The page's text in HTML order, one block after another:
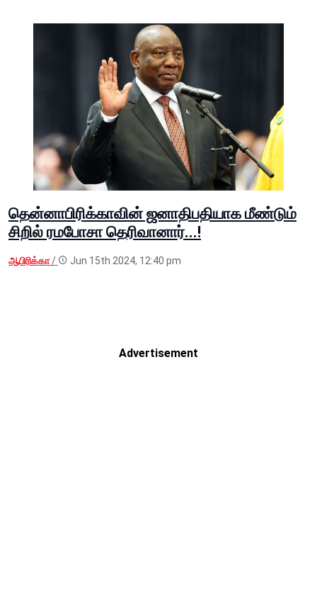
தென்னாபிரிக்காவின் ஜனாதிபதியாக மீண்டும்
சிறில் ரமபோசா தெரிவானார்...!
ஆபிரிக்கா/ Jun 15th 2024, 12:40 pm
Advertisement